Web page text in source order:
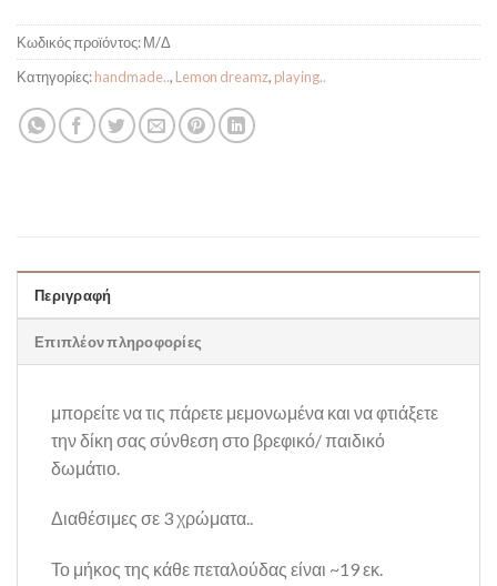
Κωδικός προϊόντος:Μ/Δ
Κατηγορίες:handmade.., Lemon dreamz, playing..
Περιγραφή
Επιπλέον πληροφορίες
μπορείτε να τις πάρετε μεμονωμένα και να φτιάξετε
την δίκη σας σύνθεση στο βρεφικό/ παιδικό
δωμάτιο.
Διαθέσιμες σε 3 χρώματα..
Το μήκος της κάθε πεταλούδας είναι ~19 εκ.